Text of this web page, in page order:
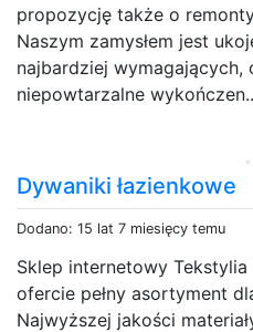
propozycję także o
Naszym zamysłem jest
najbardziej wymagających,
niepowtarzalne
Dywaniki łazienkowe
Dodano: 15 lat 7 miesięcy temu
Sklep internetowy
ofercie pełny asortyment
Najwyższej jakości